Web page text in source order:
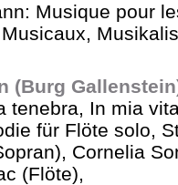
Musique pour
(Burg
tenebra, In mia
für Flöte solo,
Cornelia
(Flöte),